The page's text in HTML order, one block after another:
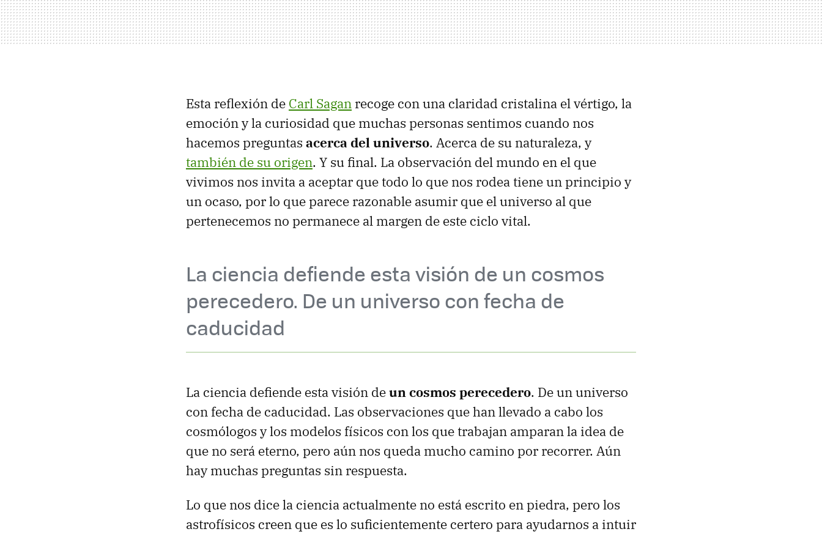
Esta reflexión de Carl Sagan recoge con una claridad cristalina el vértigo, la
emoción y la curiosidad que muchas personas sentimos cuando nos
hacemos preguntas acerca del universo. Acerca de su naturaleza, y
también de su origen. Y su final. La observación del mundo en el que
vivimos nos invita a aceptar que todo lo que nos rodea tiene un principio y
un ocaso, por lo que parece razonable asumir que el universo al que
pertenecemos no permanece al margen de este ciclo vital.
La ciencia defiende esta visión de un cosmos
perecedero. De un universo con fecha de
caducidad
La ciencia defiende esta visión deun cosmos perecedero. De un universo
con fecha de caducidad. Las observaciones que han llevado a cabo los
cosmólogos y los modelos físicos con los que trabajan amparan la idea de
que no será eterno, pero aún nos queda mucho camino por recorrer. Aún
hay muchas preguntas sin respuesta.
Lo que nos dice la ciencia actualmente no está escrito en piedra, pero los
astrofísicos creen que es lo suficientemente certero para ayudarnos a intuir